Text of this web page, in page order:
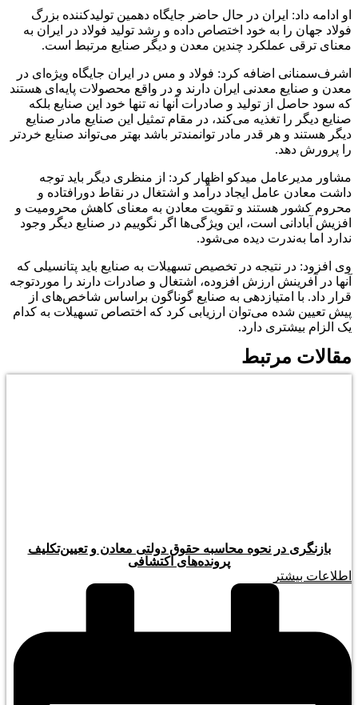
او ادامه داد: ایران در حال حاضر جایگاه دهمین تولیدکننده بزرگ
فولاد جهان را به خود اختصاص داده و رشد تولید فولاد در ایران به
معنای ترقی عملکرد چندین معدن و دیگر صنایع مرتبط است.
اشرف‌سمنانی اضافه کرد: فولاد و مس در ایران جایگاه ویژه‌ای در
معدن و صنایع معدنی ایران دارند و در واقع محصولات پایه‌ای هستند
که سود حاصل از تولید و صادرات آنها نه تنها خود این صنایع بلکه
صنایع دیگر را تغذیه می‌کند، در مقام تمثیل این صنایع مادر صنایع
دیگر هستند و هر قدر مادر توانمندتر باشد بهتر می‌تواند صنایع خرد‌تر
را پرورش دهد.
مشاور مدیرعامل میدکو اظهار کرد: از منظری دیگر باید توجه
داشت معادن عامل ایجاد درآمد و اشتغال در نقاط دورافتاده و
محروم کشور هستند و تقویت معادن به معنای کاهش محرومیت و
افزیش آبادانی است، این ویژگی‌ها اگر نگوییم در صنایع دیگر وجود
ندارد اما به‌ندرت دیده می‌شود.
وی افزود: در نتیجه در تخصیص تسهیلات به صنایع باید پتانسیلی که
آنها در آفرینش ارزش افزوده، اشتغال و صادرات دارند را موردتوجه
قرار داد. با امتیازدهی به صنایع گوناگون براساس شاخص‌های از
پیش‌ تعیین شده می‌توان ارزیابی کرد که اختصاص تسهیلات به کدام
یک الزام بیشتری دارد.
مقالات مرتبط
بازنگری در نحوه محاسبه حقوق دولتی معادن و تعیین‌تکلیف
پرونده‌های اکتشافی
اطلاعات بیشتر